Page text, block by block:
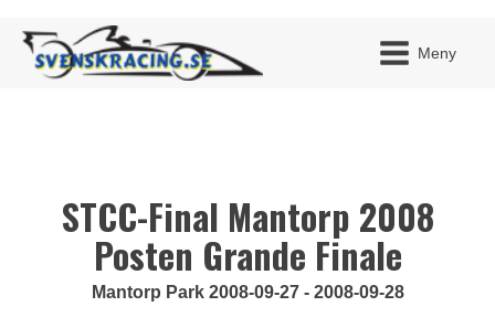
Meny
STCC-Final Mantorp 2008
Posten Grande Finale
Mantorp Park 2008-09-27 - 2008-09-28